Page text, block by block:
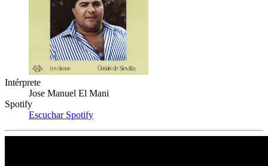
Intérprete
Jose Manuel El Mani
Spotify
Escuchar Spotify